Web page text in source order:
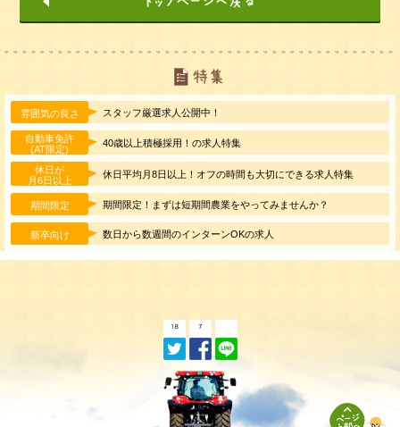
雰囲気の良さ スタッフ厳選求人公開中！
自動車免許
(AT限定)
40歳以上積極採用！の求人特集
休日が
月6日以上
休日平均月8日以上！オフの時間も大切にできる求人特集
期間限定 期間限定！まずは短期間農業をやってみませんか？
新卒向け 数日から数週間のインターンOKの求人